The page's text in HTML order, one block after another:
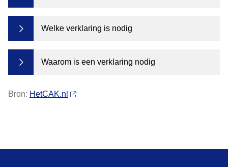
Welke verklaring is nodig
Waarom is een verklaring nodig
Bron: HetCAK.nl